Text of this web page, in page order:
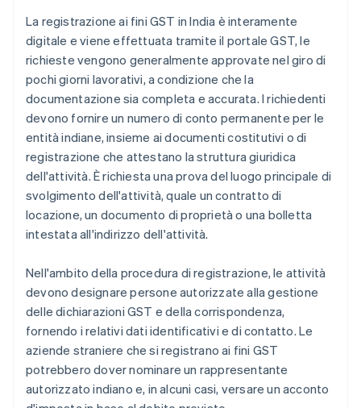
La registrazione ai fini GST in India è interamente
digitale e viene effettuata tramite il portale GST, le
richieste vengono generalmente approvate nel giro di
pochi giorni lavorativi, a condizione che la
documentazione sia completa e accurata. I richiedenti
devono fornire un numero di conto permanente per le
entità indiane, insieme ai documenti costitutivi o di
registrazione che attestano la struttura giuridica
dell'attività. È richiesta una prova del luogo principale di
svolgimento dell'attività, quale un contratto di
locazione, un documento di proprietà o una bolletta
intestata all'indirizzo dell'attività.
Nell'ambito della procedura di registrazione, le attività
devono designare persone autorizzate alla gestione
delle dichiarazioni GST e della corrispondenza,
fornendo i relativi dati identificativi e di contatto. Le
aziende straniere che si registrano ai fini GST
potrebbero dover nominare un rappresentante
autorizzato indiano e, in alcuni casi, versare un acconto